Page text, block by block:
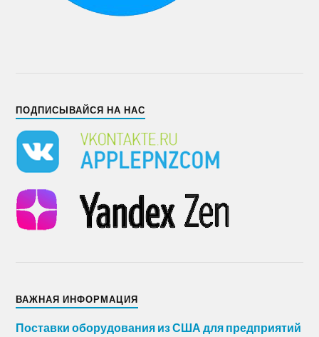
ПОДПИСЫВАЙСЯ НА НАС
ВАЖНАЯ ИНФОРМАЦИЯ
Поставки оборудования из США для предприятий